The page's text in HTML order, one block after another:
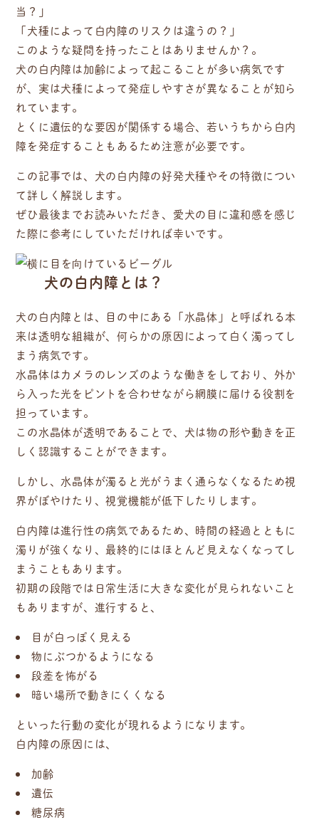
当？」
「犬種によって白内障のリスクは違うの？」
このような疑問を持ったことはありませんか？。
犬の白内障は加齢によって起こることが多い病気です
が、実は犬種によって発症しやすさが異なることが知ら
れています。
とくに遺伝的な要因が関係する場合、若いうちから白内
障を発症することもあるため注意が必要です。
この記事では、犬の白内障の好発犬種やその特徴につい
て詳しく解説します。
ぜひ最後までお読みいただき、愛犬の目に違和感を感じ
た際に参考にしていただければ幸いです。
犬の白内障とは？
犬の白内障とは、目の中にある「水晶体」と呼ばれる本
来は透明な組織が、何らかの原因によって白く濁ってし
まう病気です。
水晶体はカメラのレンズのような働きをしており、外か
ら入った光をピントを合わせながら網膜に届ける役割を
担っています。
この水晶体が透明であることで、犬は物の形や動きを正
しく認識することができます。
しかし、水晶体が濁ると光がうまく通らなくなるため視
界がぼやけたり、視覚機能が低下したりします。
白内障は進行性の病気であるため、時間の経過とともに
濁りが強くなり、最終的にはほとんど見えなくなってし
まうこともあります。
初期の段階では日常生活に大きな変化が見られないこと
もありますが、進行すると、
目が白っぽく見える
物にぶつかるようになる
段差を怖がる
暗い場所で動きにくくなる
といった行動の変化が現れるようになります。
白内障の原因には、
加齢
遺伝
糖尿病